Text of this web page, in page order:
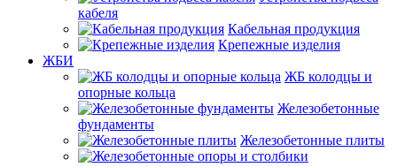
кабеля
Кабельная продукция
Крепежные изделия
ЖБИ
ЖБ колодцы и
опорные кольца
Железобетонные
фундаменты
Железобетонные плиты